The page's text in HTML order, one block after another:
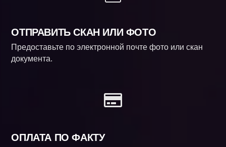
ОТПРАВИТЬ СКАН ИЛИ ФОТО
Предоставьте по электронной почте фото или скан
документа.
ОПЛАТА ПО ФАКТУ